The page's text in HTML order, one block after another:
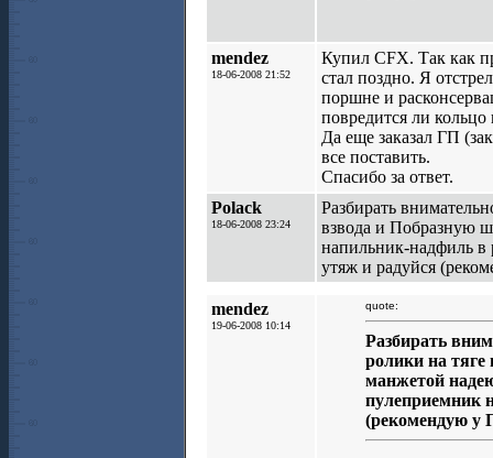
mendez
18-06-2008 21:52
Купил CFX. Так как
стал поздно. Я
поршне и
повредится ли
Да еще заказал ГП
все поставить.
Спасибо за ответ.
Polack
18-06-2008 23:24
Разбирать
взвода и Побразную
напильник-надфиль в
утяж и радуйся
mendez
19-06-2008 10:14
quote:
Разбирать
ролики на тяге
манжетой
пулеприемник
(рекомендую у